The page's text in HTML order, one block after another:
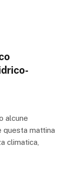
alcune
questa mattina
climatica,